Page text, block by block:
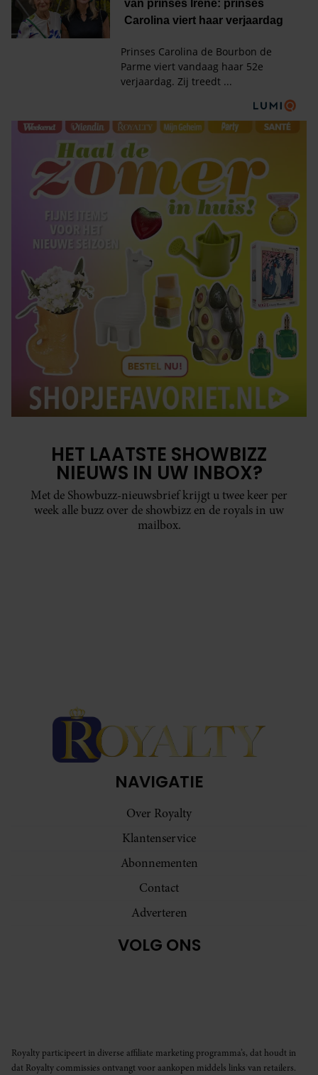
HET LAATSTE SHOWBIZZ
NIEUWS IN UW INBOX?
Met de Showbuzz-nieuwsbrief krijgt u twee keer per
week alle buzz over de showbizz en de royals in uw
mailbox.
NAVIGATIE
Over Royalty
Klantenservice
Abonnementen
Contact
Adverteren
VOLG ONS
Royalty participeert in diverse affiliate marketing programma’s, dat houdt in
dat Royalty commissies ontvangt voor aankopen middels links van retailers.